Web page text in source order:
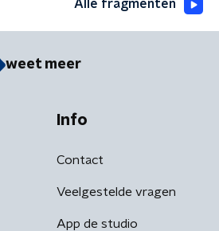
Alle fragmenten
weet meer
Info
Contact
Veelgestelde vragen
App de studio